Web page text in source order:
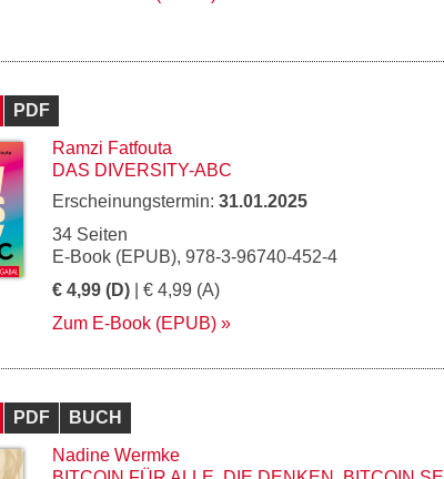
PDF
Ramzi Fatfouta
DAS DIVERSITY-ABC
Erscheinungstermin: 31.01.2025
34 Seiten
E-Book (EPUB), 978-3-96740-452-4
€ 4,99 (D) | € 4,99 (A)
Zum E-Book (EPUB)
PDF
BUCH
Nadine Wermke